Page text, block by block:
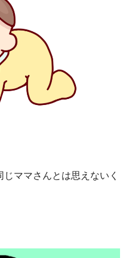
じママさんとは思えないく